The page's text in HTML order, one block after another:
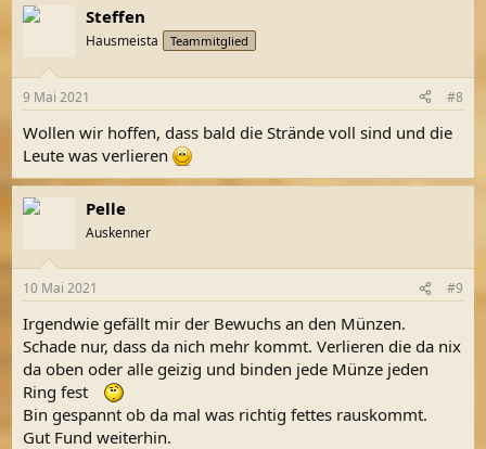
Steffen
Hausmeista Teammitglied
9 Mai 2021 #8
Wollen wir hoffen, dass bald die Strände voll sind und die
Leute was verlieren
Pelle
Auskenner
10 Mai 2021 #9
Irgendwie gefällt mir der Bewuchs an den Münzen.
Schade nur, dass da nich mehr kommt. Verlieren die da nix
da oben oder alle geizig und binden jede Münze jeden
Ring fest
Bin gespannt ob da mal was richtig fettes rauskommt.
Gut Fund weiterhin.